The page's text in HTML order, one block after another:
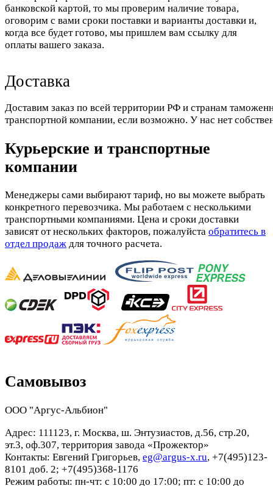
банковской картой, то мы проверим наличие товара,
оговорим с вами сроки поставки и варианты доставки и,
когда все будет готово, мы пришлем вам ссылку для
оплаты вашего заказа.
Доставка
Доставим заказ по всей территории РФ и странам
транспортной компании, если возможно. У нас нет
Курьерские и транспортные
компании
Менеджеры сами выбирают тариф, но вы можете выбрать
конкретного перевозчика. Мы работаем с несколькими
транспортными компаниями. Цена и сроки доставки
зависят от нескольких факторов, пожалуйста обратитесь в
отдел продаж для точного расчета.
Самовывоз
ООО "Аргус-Альбион"
Адрес: 111123, г. Москва, ш. Энтузиастов, д.56, стр.20,
эт.3, оф.307, территория завода «Прожектор»
Контакты: Евгений Григорьев, eg@argus-x.ru, +7(495)123-
8101 доб. 2; +7(495)368-1176
Режим работы: пн-чт: с 10:00 до 17:00; пт: с 10:00 до